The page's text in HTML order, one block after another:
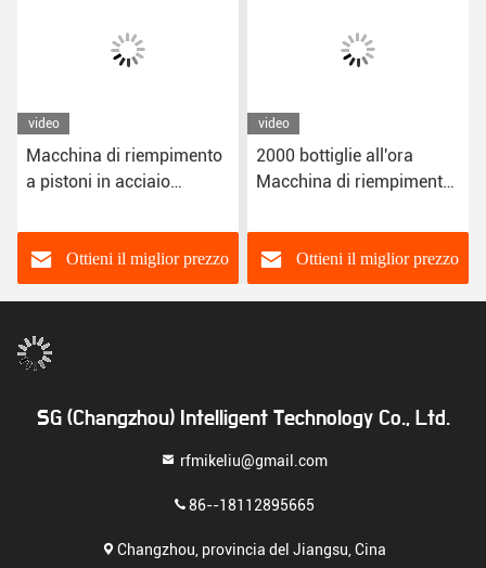
video
Macchina di riempimento
a pistoni in acciaio
2000 bottiglie/ora
Capacità 50-1000 ml
Volume di riempimento
Ottieni il miglior prezzo
video
2000 bottiglie all'ora
Macchina di riempimento
inossidabile
completamente
automatica
Ottieni il miglior prezzo
SG (Changzhou) Intelligent Technology Co., Ltd.
rfmikeliu@gmail.com
86--18112895665
Changzhou, provincia del Jiangsu, Cina